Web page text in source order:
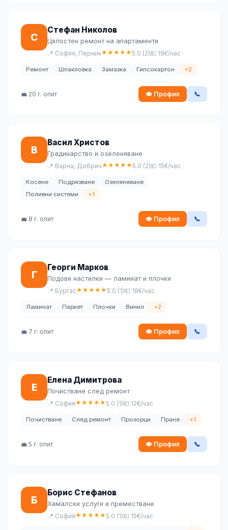
С
Стефан Николов
Цялостен ремонт на апартаменти
📍 София, Перник★★★★★5.0 (2)💶 18€/час
Ремонт Шпакловка Замазка Гипсокартон +2
💼 20 г. опит 👁 Профил 📞
В
Васил Христов
Градинарство и озеленяване
📍 Варна, Добрич★★★★★5.0 (2)💶 15€/час
Косене Подрязване
Озеленяване
Поливни системи
+1
💼 8 г. опит 👁 Профил 📞
Г
Георги Марков
Подови настилки — ламинат и плочки
📍 Бургас★★★★★5.0 (1)💶 18€/час
Ламинат Паркет Плочки Винил +2
💼 7 г. опит 👁 Профил 📞
Е
Елена Димитрова
Почистване след ремонт
📍 София★★★★★5.0 (1)💶 12€/час
Почистване След ремонт Прозорци Пране +1
💼 5 г. опит 👁 Профил 📞
Б
Борис Стефанов
Хамалски услуги и преместване
📍 София★★★★★5.0 (1)💶 15€/час